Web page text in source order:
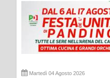
Martedì 04 Agosto 2026